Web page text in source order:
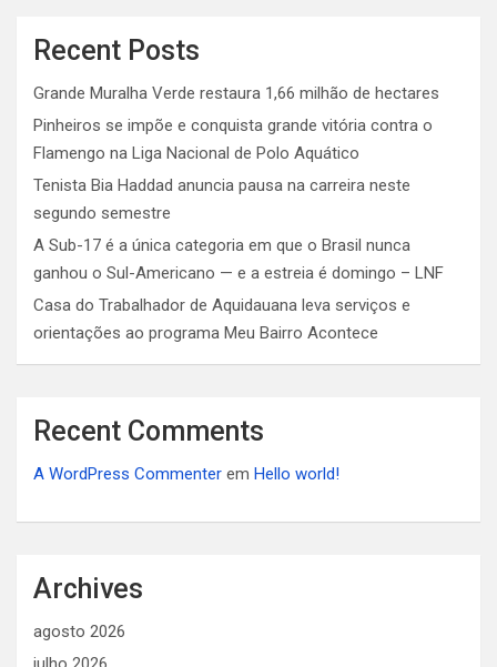
Recent Posts
Grande Muralha Verde restaura 1,66 milhão de hectares
Pinheiros se impõe e conquista grande vitória contra o
Flamengo na Liga Nacional de Polo Aquático
Tenista Bia Haddad anuncia pausa na carreira neste
segundo semestre
A Sub-17 é a única categoria em que o Brasil nunca
ganhou o Sul-Americano — e a estreia é domingo – LNF
Casa do Trabalhador de Aquidauana leva serviços e
orientações ao programa Meu Bairro Acontece
Recent Comments
A WordPress Commenter em Hello world!
Archives
agosto 2026